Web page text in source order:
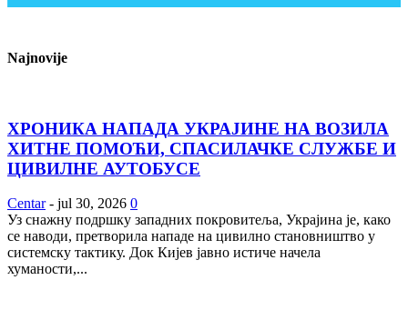
Najnovije
ХРОНИКА НАПАДА УКРАЈИНЕ НА ВОЗИЛА
ХИТНЕ ПОМОЋИ, СПАСИЛАЧКЕ СЛУЖБЕ И
ЦИВИЛНЕ АУТОБУСЕ
Centar - jul 30, 2026 0
Уз снажну подршку западних покровитеља, Украјина је, како
се наводи, претворила нападе на цивилно становништво у
системску тактику. Док Кијев јавно истиче начела
хуманости,...